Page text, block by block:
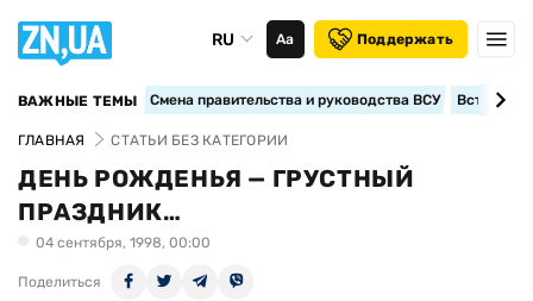
RU Аа Поддержать
ВАЖНЫЕ ТЕМЫ Смена правительства и руководства ВСУ
ГЛАВНАЯ СТАТЬИ БЕЗ КАТЕГОРИИ
ДЕНЬ РОЖДЕНЬЯ — ГРУСТНЫЙ
ПРАЗДНИК…
04 сентября, 1998, 00:00
Поделиться